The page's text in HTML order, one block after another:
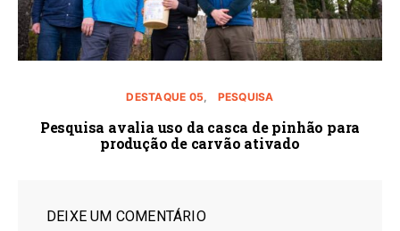
DESTAQUE 05 PESQUISA
Pesquisa avalia uso da casca de pinhão para
produção de carvão ativado
DEIXE UM COMENTÁRIO